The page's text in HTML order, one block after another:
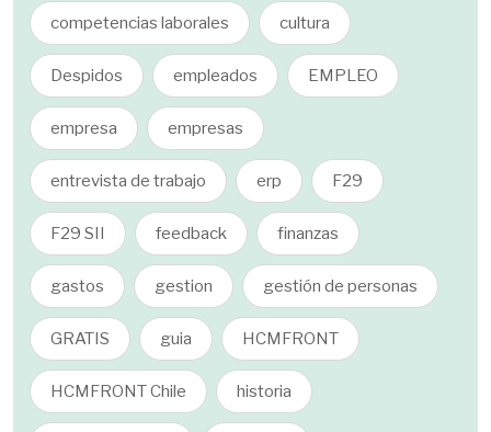
competencias laborales cultura
Despidos empleados EMPLEO
empresa empresas
entrevista de trabajo erp F29
F29 SII feedback finanzas
gastos gestion gestión de personas
GRATIS guia HCMFRONT
HCMFRONT Chile historia